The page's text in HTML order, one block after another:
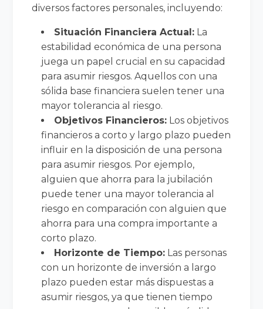
diversos factores personales, incluyendo:
Situación Financiera Actual: La
estabilidad económica de una persona
juega un papel crucial en su capacidad
para asumir riesgos. Aquellos con una
sólida base financiera suelen tener una
mayor tolerancia al riesgo.
Objetivos Financieros: Los objetivos
financieros a corto y largo plazo pueden
influir en la disposición de una persona
para asumir riesgos. Por ejemplo,
alguien que ahorra para la jubilación
puede tener una mayor tolerancia al
riesgo en comparación con alguien que
ahorra para una compra importante a
corto plazo.
Horizonte de Tiempo: Las personas
con un horizonte de inversión a largo
plazo pueden estar más dispuestas a
asumir riesgos, ya que tienen tiempo